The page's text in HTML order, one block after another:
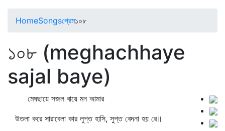
HomeSongsপ্রেম১০৮
১০৮ (meghachhaye
sajal baye)
মেঘছায়ে সজল বায়ে মন আমার
উতলা করে সারাবেলা কার লুপ্ত হাসি, সুপ্ত বেদনা হয় রে॥